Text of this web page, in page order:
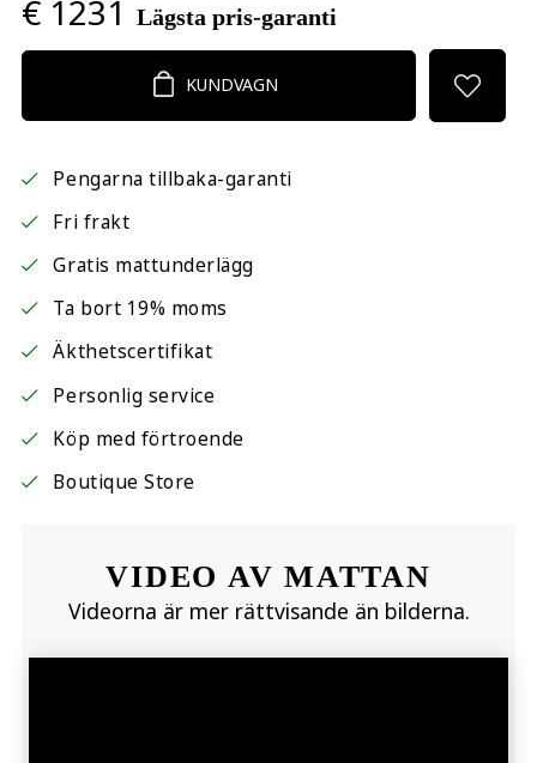
€ 1231 Lägsta pris-garanti
KUNDVAGN
Pengarna tillbaka-garanti
Fri frakt
Gratis mattunderlägg
Ta bort 19% moms
Äkthetscertifikat
Personlig service
Köp med förtroende
Boutique Store
VIDEO AV MATTAN
Videorna är mer rättvisande än bilderna.